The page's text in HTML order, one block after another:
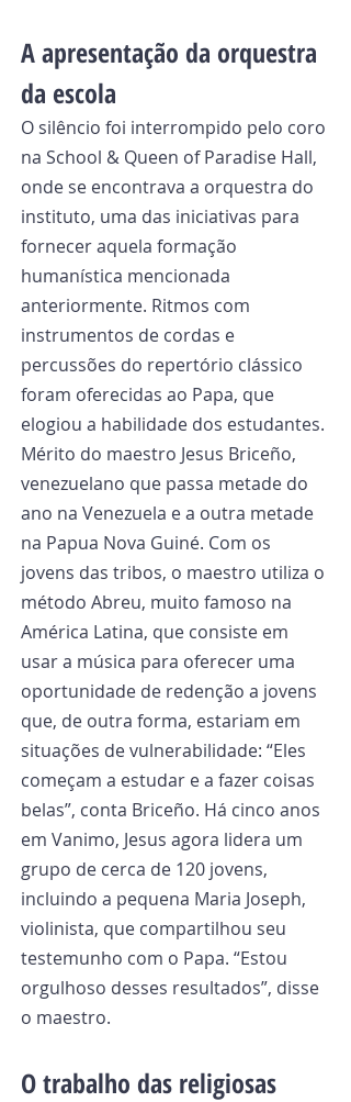
A apresentação da orquestra
da escola
O silêncio foi interrompido pelo coro
na School & Queen of Paradise Hall,
onde se encontrava a orquestra do
instituto, uma das iniciativas para
fornecer aquela formação
humanística mencionada
anteriormente. Ritmos com
instrumentos de cordas e
percussões do repertório clássico
foram oferecidas ao Papa, que
elogiou a habilidade dos estudantes.
Mérito do maestro Jesus Briceño,
venezuelano que passa metade do
ano na Venezuela e a outra metade
na Papua Nova Guiné. Com os
jovens das tribos, o maestro utiliza o
método Abreu, muito famoso na
América Latina, que consiste em
usar a música para oferecer uma
oportunidade de redenção a jovens
que, de outra forma, estariam em
situações de vulnerabilidade: “Eles
começam a estudar e a fazer coisas
belas”, conta Briceño. Há cinco anos
em Vanimo, Jesus agora lidera um
grupo de cerca de 120 jovens,
incluindo a pequena Maria Joseph,
violinista, que compartilhou seu
testemunho com o Papa. “Estou
orgulhoso desses resultados”, disse
o maestro.
O trabalho das religiosas